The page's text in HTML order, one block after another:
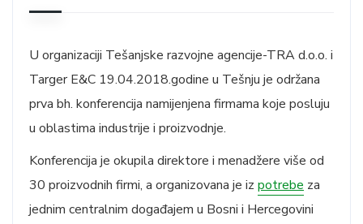
U organizaciji Tešanjske razvojne agencije-TRA d.o.o. i
Targer E&C 19.04.2018.godine u Tešnju je održana
prva bh. konferencija namijenjena firmama koje posluju
u oblastima industrije i proizvodnje.
Konferencija je okupila direktore i menadžere više od
30 proizvodnih firmi, a organizovana je iz potrebe za
jednim centralnim događajem u Bosni i Hercegovini